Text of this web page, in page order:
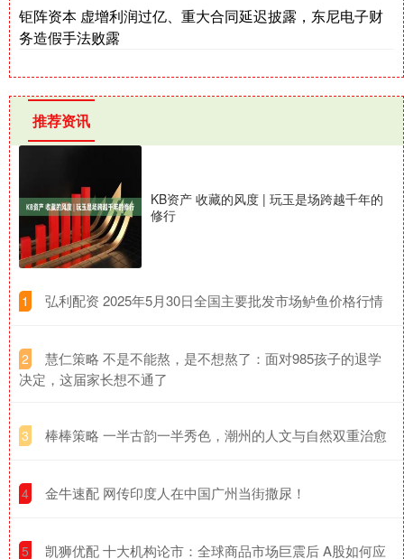
钜阵资本 虚增利润过亿、重大合同延迟披露，东尼电子财
务造假手法败露
推荐资讯
KB资产 收藏的风度 | 玩玉是场跨越千年的
修行
1 ​弘利配资 2025年5月30日全国主要批发市场鲈鱼价格行情
2
​慧仁策略 不是不能熬，是不想熬了：面对985孩子的退学
决定，这届家长想不通了
3 ​棒棒策略 一半古韵一半秀色，潮州的人文与自然双重治愈
4 ​金牛速配 网传印度人在中国广州当街撒尿！
5 ​凯狮优配 十大机构论市：全球商品市场巨震后 A股如何应